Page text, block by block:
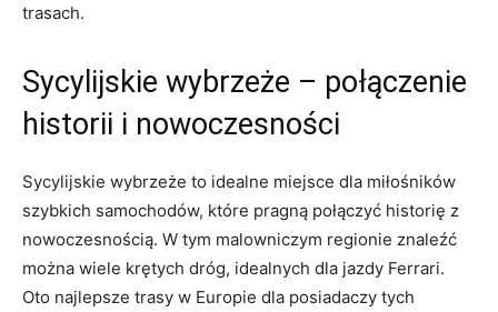
trasach.
Sycylijskie ⁣wybrzeże – połączenie
historii i nowoczesności
Sycylijskie ‌wybrzeże to idealne​ miejsce dla​ miłośników
szybkich samochodów, ​które pragną połączyć historię z
nowoczesnością. ‍W tym malowniczym regionie znaleźć
można wiele krętych ​dróg, idealnych dla jazdy‌ Ferrari.
Oto najlepsze⁢ trasy w Europie dla posiadaczy tych